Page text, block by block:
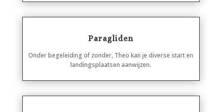
Paragliden
Onder begeleiding of zonder, Theo kan je diverse start en
landingsplaatsen aanwijzen.